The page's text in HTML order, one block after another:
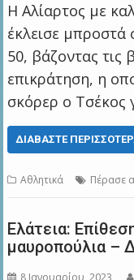
Η Αλίαρτος με
έκλεισε μπροστά
50, βάζοντας τις
επικράτηση, η
σκόρερ ο Τσέκος
ΔΙΑΒΆΣΤΕ
Αθλητικά Πέρασε
Ελάτεια:
μαυροπούλια –